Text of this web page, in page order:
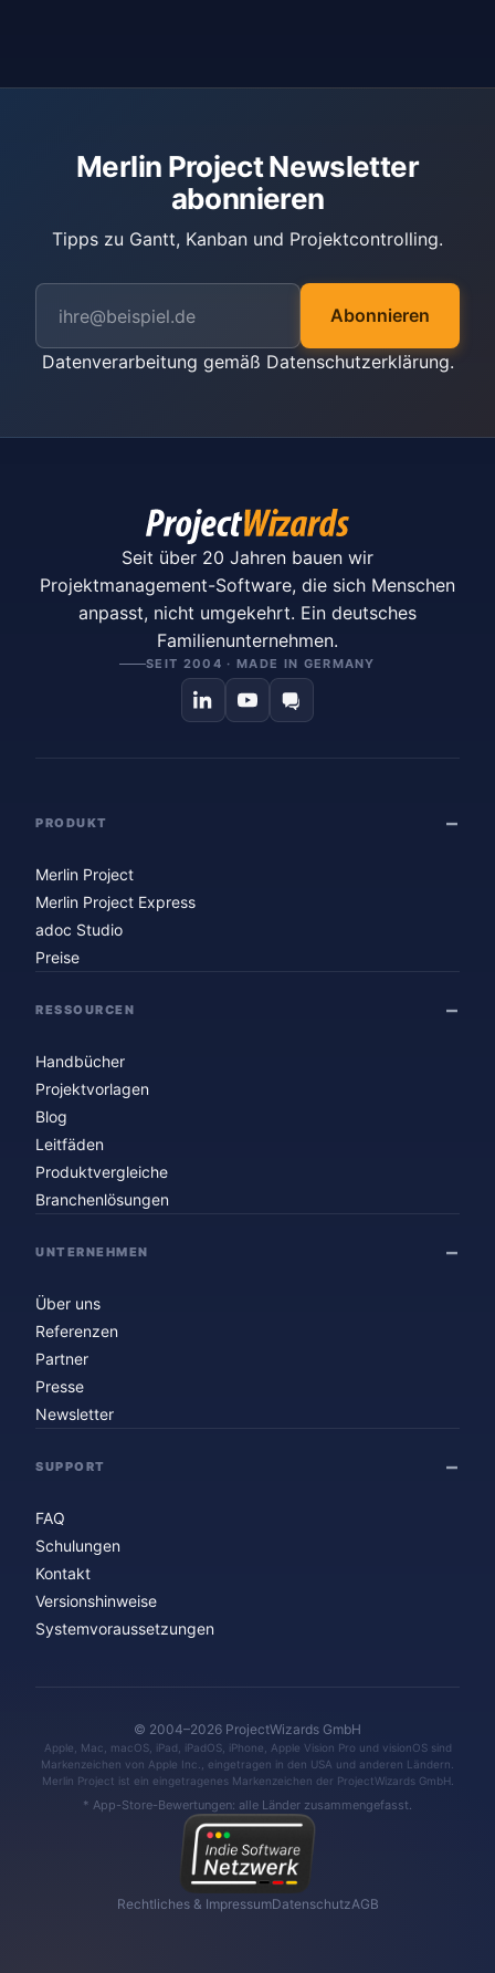
Merlin Project Newsletter
abonnieren
Tipps zu Gantt, Kanban und Projektcontrolling.
Abonnieren
Datenverarbeitung gemäß Datenschutzerklärung.
Seit über 20 Jahren bauen wir
Projektmanagement-Software, die sich Menschen
anpasst, nicht umgekehrt. Ein deutsches
Familienunternehmen.
SEIT 2004 · MADE IN GERMANY
PRODUKT
Merlin Project
Merlin Project Express
adoc Studio
Preise
RESSOURCEN
Handbücher
Projektvorlagen
Blog
Leitfäden
Produktvergleiche
Branchenlösungen
UNTERNEHMEN
Über uns
Referenzen
Partner
Presse
Newsletter
SUPPORT
FAQ
Schulungen
Kontakt
Versionshinweise
Systemvoraussetzungen
© 2004–2026 ProjectWizards GmbH
Apple, Mac, macOS, iPad, iPadOS, iPhone, Apple Vision Pro und visionOS sind
Markenzeichen von Apple Inc., eingetragen in den USA und anderen Ländern.
Merlin Project ist ein eingetragenes Markenzeichen der ProjectWizards GmbH.
* App-Store-Bewertungen: alle Länder zusammengefasst.
Rechtliches & ImpressumDatenschutzAGB